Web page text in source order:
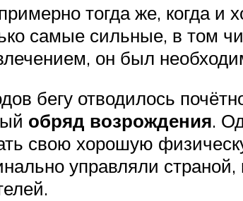
тогда же, когда и
самые сильные, в том
он был
бегу отводилось
обряд возрождения.
свою хорошую
управляли